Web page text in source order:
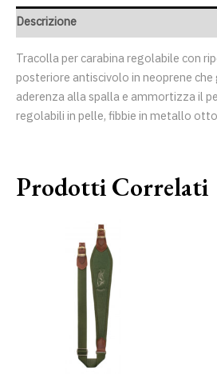
Descrizione
Tracolla per carabina regolabile con
posteriore antiscivolo in neoprene
aderenza alla spalla e ammortizza il
regolabili in pelle, fibbie in metallo
Prodotti Correlati